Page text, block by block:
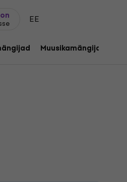
EE
Muusikamängijad
(Orange